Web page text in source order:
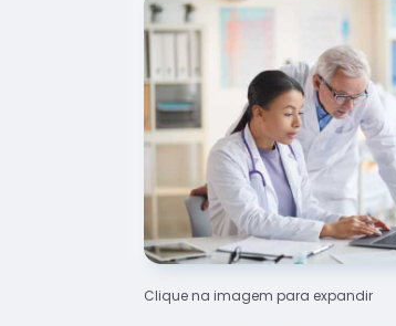
Clique na imagem para expandir